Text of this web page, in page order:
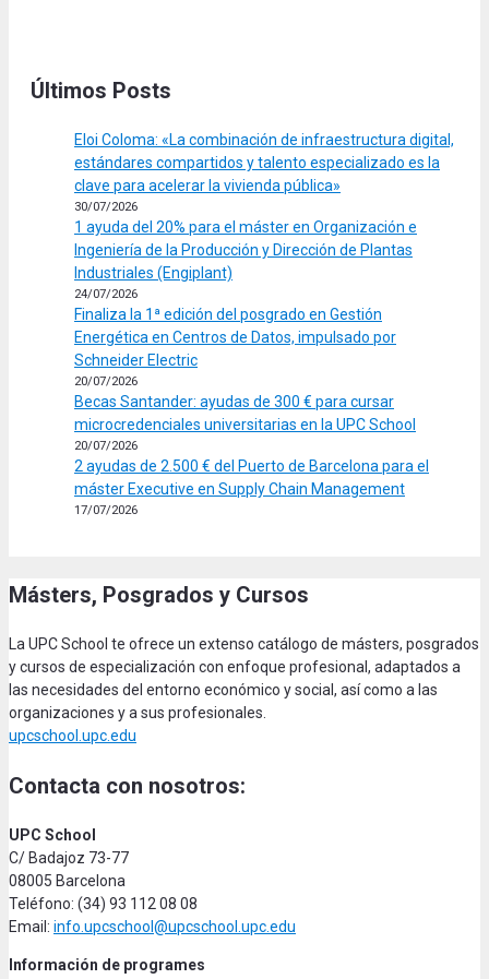
Últimos Posts
Eloi Coloma: «La combinación de infraestructura digital,
estándares compartidos y talento especializado es la
clave para acelerar la vivienda pública»
30/07/2026
1 ayuda del 20% para el máster en Organización e
Ingeniería de la Producción y Dirección de Plantas
Industriales (Engiplant)
24/07/2026
Finaliza la 1ª edición del posgrado en Gestión
Energética en Centros de Datos, impulsado por
Schneider Electric
20/07/2026
Becas Santander: ayudas de 300 € para cursar
microcredenciales universitarias en la UPC School
20/07/2026
2 ayudas de 2.500 € del Puerto de Barcelona para el
máster Executive en Supply Chain Management
17/07/2026
Másters, Posgrados y Cursos
La UPC School te ofrece un extenso catálogo de másters, posgrados
y cursos de especialización con enfoque profesional, adaptados a
las necesidades del entorno económico y social, así como a las
organizaciones y a sus profesionales.
upcschool.upc.edu
Contacta con nosotros:
UPC School
C/ Badajoz 73-77
08005 Barcelona
Teléfono: (34) 93 112 08 08
Email: info.upcschool@upcschool.upc.edu
Información de programes